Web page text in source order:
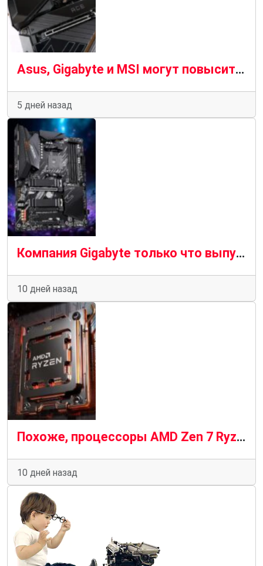
Asus, Gigabyte и MSI могут повысить цены на свои материнские платы в третьем квартале 2026 года
5 дней назад
Компания Gigabyte только что выпустила совершенно новую материнскую плату Socket AM4 в комплекте с Wi-Fi 7.
10 дней назад
Похоже, процессоры AMD Zen 7 Ryzen будут последними, кто будет работать на материнских платах AM5
10 дней назад